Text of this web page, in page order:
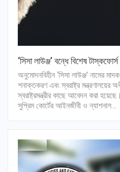
‘সিসা লাউঞ্জ’ বন্ধে বিশেষ
অনুমোদনবিহীন ‘সিসা লাউঞ্জ’ নামের
শনাক্তকরণ এবং স্বরাষ্ট্র মন্ত্রণালয়ের
স্বরাষ্ট্রমন্ত্রীর কাছে আবেদন করা
সুপ্রিম কোর্টের আইনজীবী ও ন্যাশনাল…